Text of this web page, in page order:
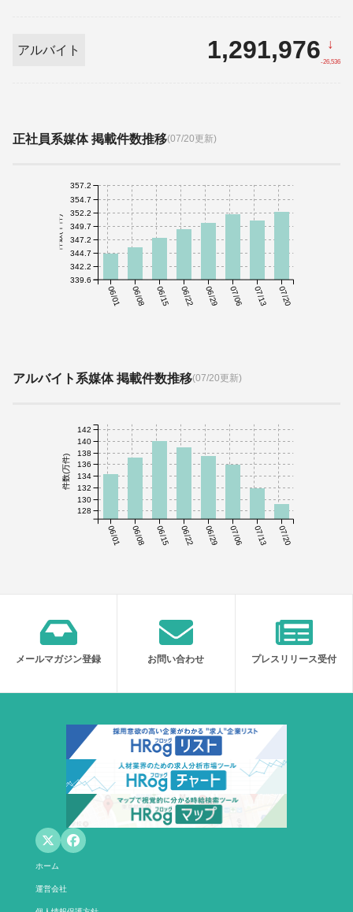
アルバイト 1,291,976 ↓
-26,536
正社員系媒体 掲載件数推移(07/20更新)
06/01 06/08 06/15 06/22 06/29 07/06 07/13 07/20
件数(千件)
339.6
342.2
344.7
347.2
349.7
352.2
354.7
357.2
アルバイト系媒体 掲載件数推移(07/20更新)
06/01 06/08 06/15 06/22 06/29 07/06 07/13 07/20
件数(万件)
128
130
132
134
136
138
140
142
メールマガジン登録 お問い合わせ プレスリリース受付
ホーム
運営会社